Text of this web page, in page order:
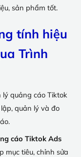
sản phẩm tốt.
tính hiệu
Trình
lý quảng cáo Tiktok
quản lý và đo
cáo Tiktok Ads
mục tiêu, chỉnh sửa